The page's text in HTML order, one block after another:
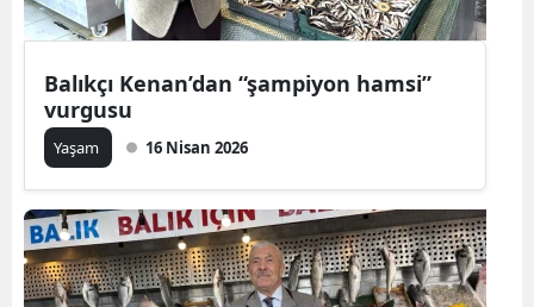
Balıkçı Kenan’dan “şampiyon hamsi”
vurgusu
Yaşam 16 Nisan 2026